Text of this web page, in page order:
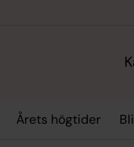
Årets högtider